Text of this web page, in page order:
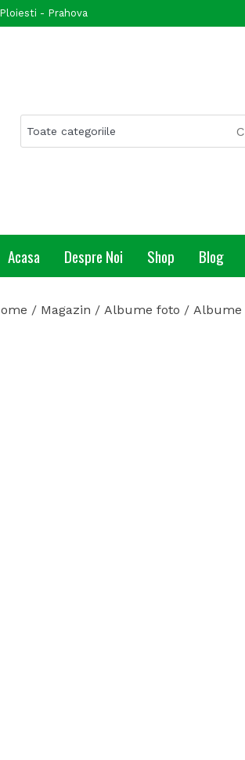
Ploiesti - Prahova
Acasa Despre Noi Shop Blog
/ Magazin / Albume foto /